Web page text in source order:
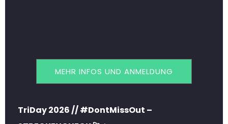
MEHR INFOS UND ANMELDUNG
TriDay 2026 // #DontMissOut –